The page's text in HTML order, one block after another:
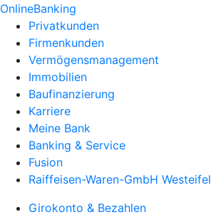
OnlineBanking
Privatkunden
Firmenkunden
Vermögensmanagement
Immobilien
Baufinanzierung
Karriere
Meine Bank
Banking & Service
Fusion
Raiffeisen-Waren-GmbH Westeifel
Girokonto & Bezahlen